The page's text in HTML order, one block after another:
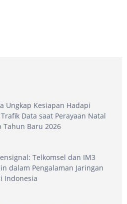
Ungkap Kesiapan Hadapi
Data saat Perayaan Natal
Tahun Baru 2026
Telkomsel dan IM3
dalam Pengalaman Jaringan
Indonesia